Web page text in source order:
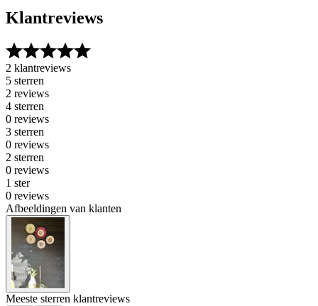
Klantreviews
2 klantreviews
5 sterren
2 reviews
4 sterren
0 reviews
3 sterren
0 reviews
2 sterren
0 reviews
1 ster
0 reviews
Afbeeldingen van klanten
Meeste sterren klantreviews